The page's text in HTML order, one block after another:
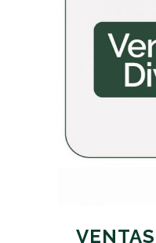
VENTAS